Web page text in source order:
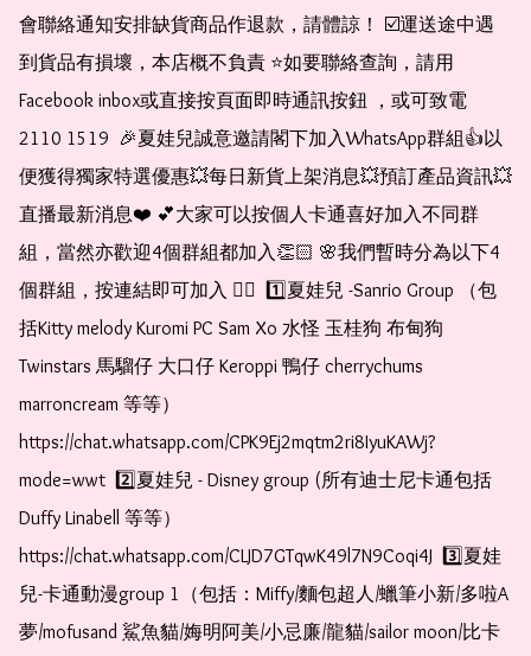
會聯絡通知安排缺貨商品作退款，請體諒！ ☑️運送途中遇
到貨品有損壞，本店概不負責 ⭐️如要聯絡查詢，請用
Facebook inbox或直接按頁面即時通訊按鈕 ，或可致電
2110 1519  🎉夏娃兒誠意邀請閣下加入WhatsApp群組👍以
便獲得獨家特選優惠💥每日新貨上架消息💥預訂產品資訊💥
直播最新消息❤️ 💕大家可以按個人卡通喜好加入不同群
組，當然亦歡迎4個群組都加入👏🏻 🌸我們暫時分為以下4
個群組，按連結即可加入 👇🏻  1️⃣夏娃兒 -Sanrio Group （包
括Kitty melody Kuromi PC Sam Xo 水怪 玉桂狗 布甸狗
Twinstars 馬騮仔 大口仔 Keroppi 鴨仔 cherrychums
marroncream 等等）
https://chat.whatsapp.com/CPK9Ej2mqtm2ri8IyuKAWj?
mode=wwt  2️⃣夏娃兒 - Disney group (所有迪士尼卡通包括
Duffy Linabell 等等）
https://chat.whatsapp.com/CLJD7GTqwK49l7N9Coqi4J  3️⃣夏娃
兒-卡通動漫group 1（包括：Miffy/麵包超人/蠟筆小新/多啦A
夢/mofusand 鯊魚貓/娒明阿美/小忌廉/龍貓/sailor moon/比卡